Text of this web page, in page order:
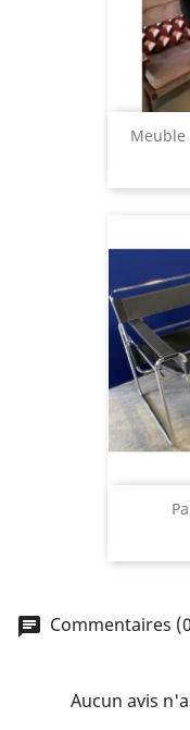
Meuble
Commentaires
Aucun avis